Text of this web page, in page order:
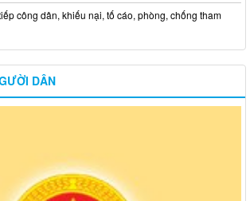
công dân, khiếu nại, tố cáo, phòng, chống tham
DÂN